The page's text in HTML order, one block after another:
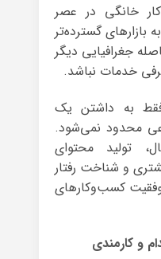
خانگی در عصر
بازارهای گسترده‌تر
جغرافیایی دیگر
خدمات نباشد.
فقط به داشتن یک
محدود نمی‌شود.
تولید محتوای
و شناخت رفتار
کسب‌وکارهای
و کارمندی